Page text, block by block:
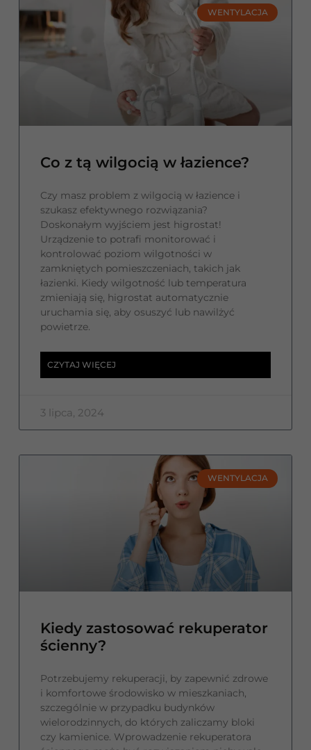
WENTYLACJA
Co z tą wilgocią w łazience?
Czy masz problem z wilgocią w łazience i
szukasz efektywnego rozwiązania?
Doskonałym wyjściem jest higrostat!
Urządzenie to potrafi monitorować i
kontrolować poziom wilgotności w
zamkniętych pomieszczeniach, takich jak
łazienki. Kiedy wilgotność lub temperatura
zmieniają się, higrostat automatycznie
uruchamia się, aby osuszyć lub nawilżyć
powietrze.
CZYTAJ WIĘCEJ
3 lipca, 2024
WENTYLACJA
Kiedy zastosować rekuperator
ścienny?
Potrzebujemy rekuperacji, by zapewnić zdrowe
i komfortowe środowisko w mieszkaniach,
szczególnie w przypadku budynków
wielorodzinnych, do których zaliczamy bloki
czy kamienice. Wprowadzenie rekuperatora